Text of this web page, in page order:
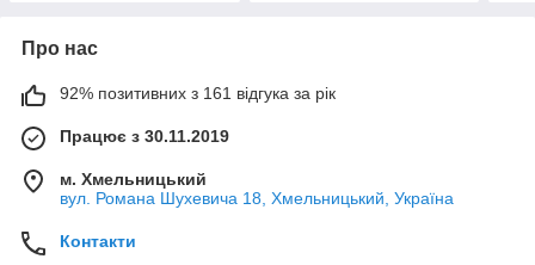
Про нас
92% позитивних з 161 відгука за рік
Працює з 30.11.2019
м. Хмельницький
вул. Романа Шухевича 18, Хмельницький, Україна
Контакти